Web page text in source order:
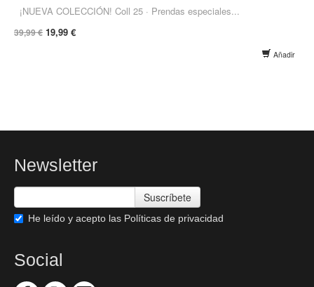
¡NUEVA COLECCIÓN! Coll 25 · Prendas especiales...
39,99 € 19,99 €
Añadir
Newsletter
Suscríbete
He leído y acepto las Políticas de privacidad
Social